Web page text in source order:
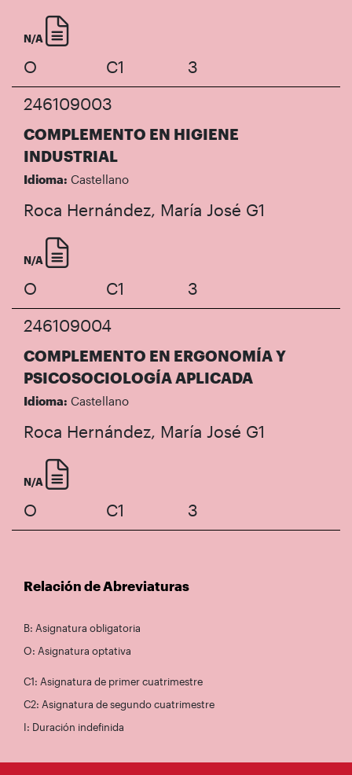
N/A
O C1
3
246109003
COMPLEMENTO EN HIGIENE
INDUSTRIAL
Idioma: Castellano
Roca Hernández, María José G1
N/A
O C1
3
246109004
COMPLEMENTO EN ERGONOMÍA Y
PSICOSOCIOLOGÍA APLICADA
Idioma: Castellano
Roca Hernández, María José G1
N/A
O C1 3
Relación de Abreviaturas
B: Asignatura obligatoria
O: Asignatura optativa
C1: Asignatura de primer cuatrimestre
C2: Asignatura de segundo cuatrimestre
I: Duración indefinida